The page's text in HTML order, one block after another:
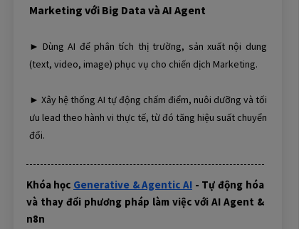
Khóa học Generative & Agentic AI - Tự động hóa
và thay đổi phương pháp làm việc với AI Agent &
n8n
Marketing với Big Data và AI Agent
► Dùng AI để phân tích thị trường, sản xuất nội dung
(text, video, image) phục vụ cho chiến dịch Marketing.
► Xây hệ thống AI tự động chấm điểm, nuôi dưỡng và tối
ưu lead theo hành vi thực tế, từ đó tăng hiệu suất chuyển
đổi.